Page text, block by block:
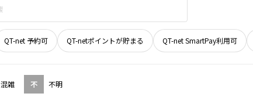
QT-net 予約可 QT-netポイントが貯まる QT-net SmartPay利用可
混雑 不 不明